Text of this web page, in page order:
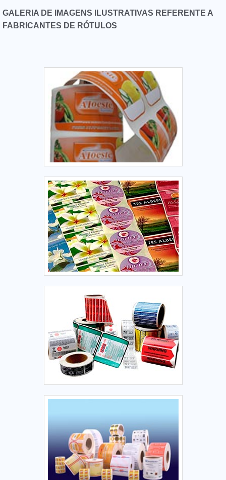
GALERIA DE IMAGENS ILUSTRATIVAS REFERENTE A
FABRICANTES DE RÓTULOS